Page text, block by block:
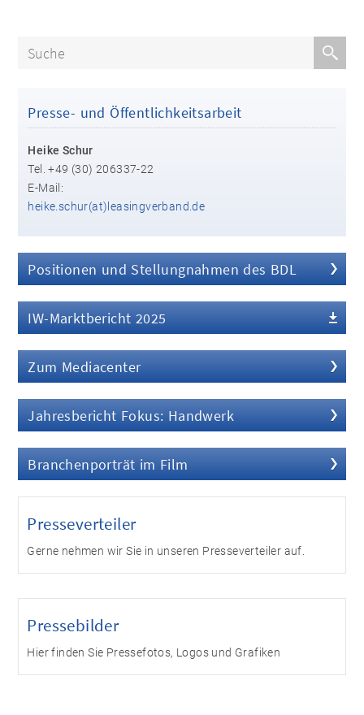
Presse- und Öffentlichkeitsarbeit
Heike Schur
Tel. +49 (30) 206337-22
E-Mail:
heike.schur(at)leasingverband.de
Positionen und Stellungnahmen des BDL
IW-Marktbericht 2025
Zum Mediacenter
Jahresbericht Fokus: Handwerk
Branchenporträt im Film
Presseverteiler
Gerne nehmen wir Sie in unseren Presseverteiler auf.
Pressebilder
Hier finden Sie Pressefotos, Logos und Grafiken